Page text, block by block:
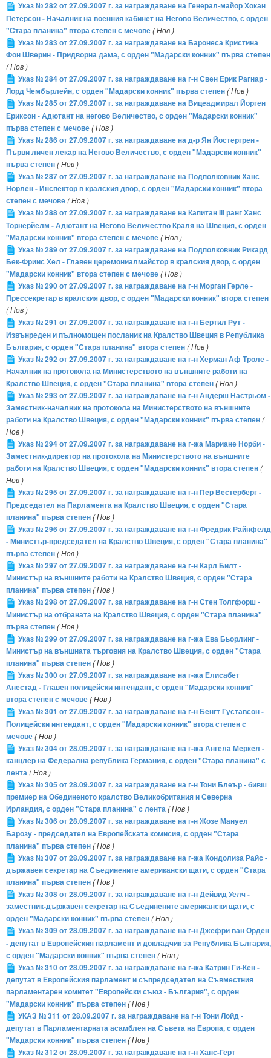
Указ № 282 от 27.09.2007 г. за награждаване на Генерал-майор Хокан
Петерсон - Началник на военния кабинет на Негово Величество, с орден
"Стара планина" втора степен с мечове( Нов )
Указ № 283 от 27.09.2007 г. за награждаване на Баронеса Кристина
Фон Шверин - Придворна дама, с орден "Мадарски конник" първа степен
( Нов )
Указ № 284 от 27.09.2007 г. за награждаване на г-н Свен Ерик Рагнар -
Лорд Чембърлейн, с орден "Мадарски конник" първа степен( Нов )
Указ № 285 от 27.09.2007 г. за награждаване на Вицеадмирал Йорген
Ериксон - Адютант на негово Величество, с орден "Мадарски конник"
първа степен с мечове( Нов )
Указ № 286 от 27.09.2007 г. за награждаване на д-р Ян Йостергрен -
Първи личен лекар на Негово Величество, с орден "Мадарски конник"
първа степен( Нов )
Указ № 287 от 27.09.2007 г. за награждаване на Подполковник Ханс
Норлен - Инспектор в кралския двор, с орден "Мадарски конник" втора
степен с мечове( Нов )
Указ № 288 от 27.09.2007 г. за награждаване на Капитан III ранг Ханс
Торнерйелм - Адютант на Негово Величество Краля на Швеция, с орден
"Мадарски конник" втора степен с мечове( Нов )
Указ № 289 от 27.09.2007 г. за награждаване на Подполковник Рикард
Бек-Фриис Хел - Главен церемониалмайстор в кралския двор, с орден
"Мадарски конник" втора степен с мечове( Нов )
Указ № 290 от 27.09.2007 г. за награждаване на г-н Морган Герле -
Прессекретар в кралския двор, с орден "Мадарски конник" втора степен
( Нов )
Указ № 291 от 27.09.2007 г. за награждаване на г-н Бертил Рут -
Извънреден и пълномощен посланик на Кралство Швеция в Република
България, с орден "Стара планина" втора степен( Нов )
Указ № 292 от 27.09.2007 г. за награждаване на г-н Херман Аф Троле -
Началник на протокола на Министерството на външните работи на
Кралство Швеция, с орден "Стара планина" втора степен( Нов )
Указ № 293 от 27.09.2007 г. за награждаване на г-н Андерш Настрьом -
Заместник-началник на протокола на Министерството на външните
работи на Кралство Швеция, с орден "Мадарски конник" първа степен(
Нов )
Указ № 294 от 27.09.2007 г. за награждаване на г-жа Мариане Норби -
Заместник-директор на протокола на Министерството на външните
работи на Кралство Швеция, с орден "Мадарски конник" втора степен(
Нов )
Указ № 295 от 27.09.2007 г. за награждаване на г-н Пер Вестерберг -
Председател на Парламента на Кралство Швеция, с орден "Стара
планина" първа степен( Нов )
Указ № 296 от 27.09.2007 г. за награждаване на г-н Фредрик Райнфелд
- Министър-председател на Кралство Швеция, с орден "Стара планина"
първа степен( Нов )
Указ № 297 от 27.09.2007 г. за награждаване на г-н Карл Билт -
Министър на външните работи на Кралство Швеция, с орден "Стара
планина" първа степен( Нов )
Указ № 298 от 27.09.2007 г. за награждаване на г-н Стен Толгфорш -
Министър на отбраната на Кралство Швеция, с орден "Стара планина"
първа степен( Нов )
Указ № 299 от 27.09.2007 г. за награждаване на г-жа Ева Бьорлинг -
Министър на външната търговия на Кралство Швеция, с орден "Стара
планина" първа степен( Нов )
Указ № 300 от 27.09.2007 г. за награждаване на г-жа Елисабет
Анестад - Главен полицейски интендант, с орден "Мадарски конник"
втора степен с мечове( Нов )
Указ № 301 от 27.09.2007 г. за награждаване на г-н Бенгт Густавсон -
Полицейски интендант, с орден "Мадарски конник" втора степен с
мечове( Нов )
Указ № 304 от 28.09.2007 г. за награждаване на г-жа Ангела Меркел -
канцлер на Федерална република Германия, с орден "Стара планина" с
лента( Нов )
Указ № 305 от 28.09.2007 г. за награждаване на г-н Тони Блеър - бивш
премиер на Обединеното кралство Великобритания и Северна
Ирландия, с орден "Стара планина" с лента( Нов )
Указ № 306 от 28.09.2007 г. за награждаване на г-н Жозе Мануел
Барозу - председател на Европейската комисия, с орден "Стара
планина" първа степен( Нов )
Указ № 307 от 28.09.2007 г. за награждаване на г-жа Кондолиза Райс -
държавен секретар на Съединените американски щати, с орден "Стара
планина" първа степен( Нов )
Указ № 308 от 28.09.2007 г. за награждаване на г-н Дейвид Уелч -
заместник-държавен секретар на Съединените американски щати, с
орден "Мадарски конник" първа степен( Нов )
Указ № 309 от 28.09.2007 г. за награждаване на г-н Джефри ван Орден
- депутат в Европейския парламент и докладчик за Република България,
с орден "Мадарски конник" първа степен( Нов )
Указ № 310 от 28.09.2007 г. за награждаване на г-жа Катрин Ги-Кен -
депутат в Европейския парламент и съпредседател на Съвместния
парламентарен комитет "Европейски съюз - България", с орден
"Мадарски конник" първа степен( Нов )
УКАЗ № 311 от 28.09.2007 г. за награждаване на г-н Тони Лойд -
депутат в Парламентарната асамблея на Съвета на Европа, с орден
"Мадарски конник" първа степен( Нов )
Указ № 312 от 28.09.2007 г. за награждаване на г-н Ханс-Герт